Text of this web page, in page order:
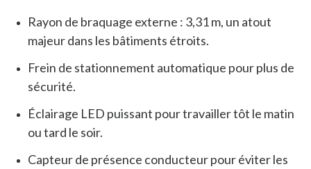
Rayon de braquage externe : 3,31 m, un atout
majeur dans les bâtiments étroits.
Frein de stationnement automatique pour plus de
sécurité.
Éclairage LED puissant pour travailler tôt le matin
ou tard le soir.
Capteur de présence conducteur pour éviter les